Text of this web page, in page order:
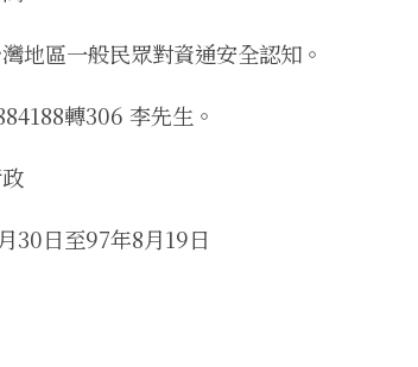
地區一般民眾對資通安全認知。
轉306 李先生。
30日至97年8月19日